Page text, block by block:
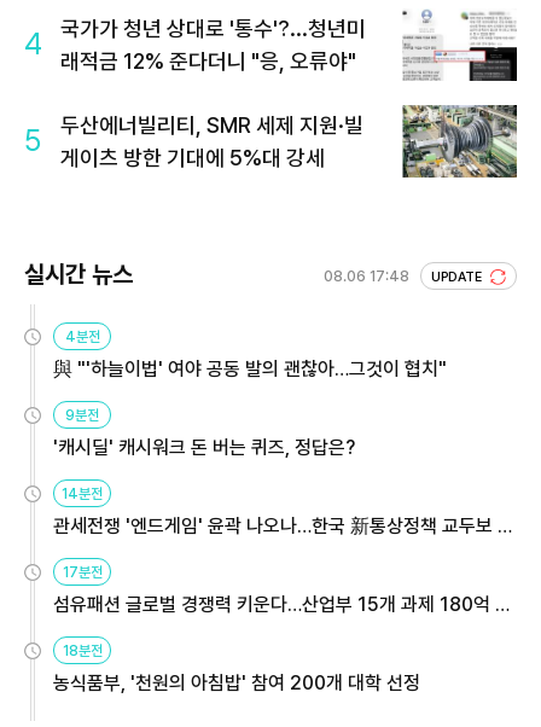
4
국가가 청년 상대로 '통수'?...청년미
래적금 12% 준다더니 "응, 오류야"
5
두산에너빌리티, SMR 세제 지원·빌
게이츠 방한 기대에 5%대 강세
실시간 뉴스 08.06 17:48 UPDATE
4분전
與 "'하늘이법' 여야 공동 발의 괜찮아…그것이 협치"
9분전
'캐시딜' 캐시워크 돈 버는 퀴즈, 정답은?
14분전
관세전쟁 '엔드게임' 윤곽 나오나…한국 新통상정책 교두보 활
17분전
섬유패션 글로벌 경쟁력 키운다…산업부 15개 과제 180억 지
18분전
농식품부, '천원의 아침밥' 참여 200개 대학 선정